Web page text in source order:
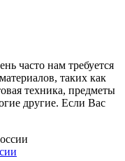
часто нам требуется
таких как
техника, предметы
другие. Если Вас